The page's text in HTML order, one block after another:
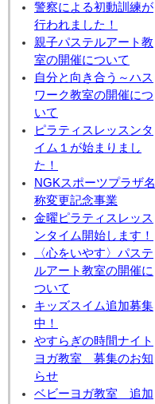
警察による初動訓練が
行われました！
親子パステルアート教
室の開催について
自分と向き合う～ハス
ワーク教室の開催につ
いて
ピラティスレッスンタ
イム１が始まりまし
た！
NGKスポーツプラザ名
称変更記念事業
金曜ピラティスレッス
ンタイム開始します！
〈心をいやす〉パステ
ルアート教室の開催に
ついて
キッズスイム追加募集
中！
やすらぎの時間ナイト
ヨガ教室 募集のお知
らせ
ベビーヨガ教室 追加